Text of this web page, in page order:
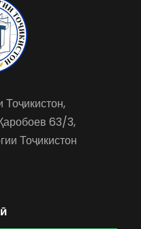
63/3,
Тоҷикистон